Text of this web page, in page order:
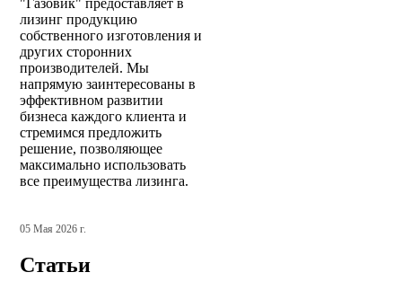
лизинг продукцию
собственного изготовления и
других сторонних
производителей. Мы
напрямую заинтересованы в
эффективном развитии
бизнеса каждого клиента и
стремимся предложить
решение, позволяющее
максимально использовать
все преимущества лизинга.
05 Мая 2026 г.
Статьи